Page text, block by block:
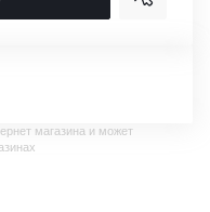
магазина и может